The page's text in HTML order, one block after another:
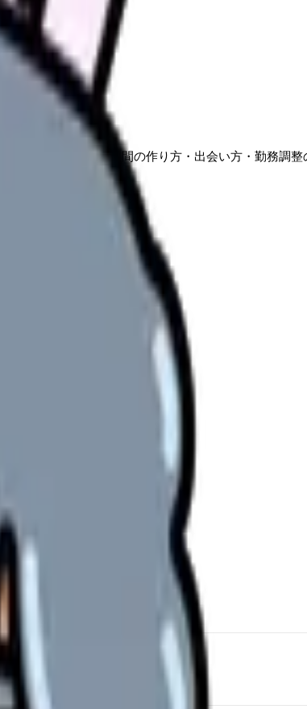
大きな障壁です。時間の作り方・出会い方・勤務調